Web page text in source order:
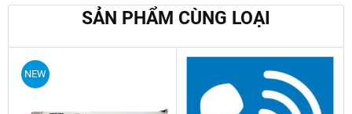
SẢN PHẨM CÙNG LOẠI
NEW